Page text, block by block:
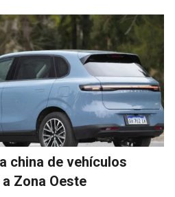
china de vehículos
Zona Oeste